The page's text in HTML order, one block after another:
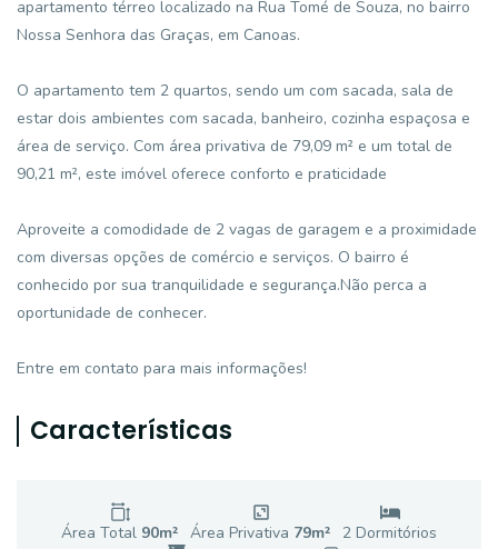
apartamento térreo localizado na Rua Tomé de Souza, no bairro
Nossa Senhora das Graças, em Canoas.
O apartamento tem 2 quartos, sendo um com sacada, sala de
estar dois ambientes com sacada, banheiro, cozinha espaçosa e
área de serviço. Com área privativa de 79,09 m² e um total de
90,21 m², este imóvel oferece conforto e praticidade
Aproveite a comodidade de 2 vagas de garagem e a proximidade
com diversas opções de comércio e serviços. O bairro é
conhecido por sua tranquilidade e segurança.Não perca a
oportunidade de conhecer.
Entre em contato para mais informações!
Características
Área Total 90m² Área Privativa 79m² 2 Dormitórios